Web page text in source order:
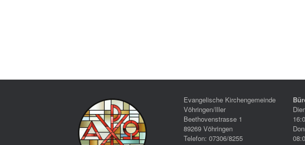
Evangelische Kirchengemeinde
Vöhringen/Iller
Beethovenstrasse 1
89269 Vöhringen
Telefon: 07306/8255